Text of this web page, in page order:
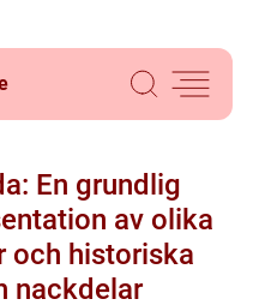
En grundlig
av olika
och historiska
nackdelar